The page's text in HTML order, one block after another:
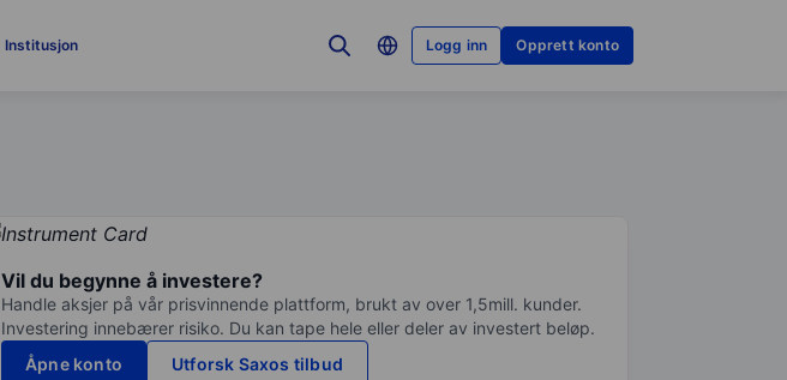
Institusjon Logg inn Opprett konto
Vil du begynne å investere?
Handle aksjer på vår prisvinnende plattform, brukt av over 1,5mill. kunder.
Investering innebærer risiko. Du kan tape hele eller deler av investert beløp.
Åpne konto
Utforsk Saxos tilbud